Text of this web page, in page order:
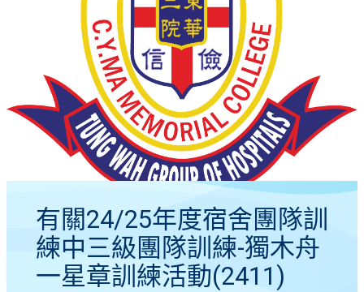
有關24/25年度宿舍團隊訓
練中三級團隊訓練-獨木舟
一星章訓練活動(2411)